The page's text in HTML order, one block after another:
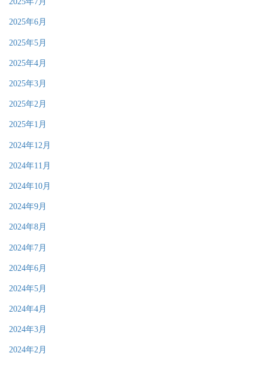
2025年6月
2025年5月
2025年4月
2025年3月
2025年2月
2025年1月
2024年12月
2024年11月
2024年10月
2024年9月
2024年8月
2024年7月
2024年6月
2024年5月
2024年4月
2024年3月
2024年2月